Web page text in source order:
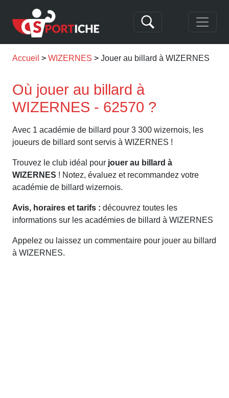
Accueil WIZERNES Jouer au billard à WIZERNES
Où jouer au billard à
WIZERNES - 62570 ?
Avec 1 académie de billard pour 3 300 wizernois, les
joueurs de billard sont servis à WIZERNES !
Trouvez le club idéal pour jouer au billard à
WIZERNES ! Notez, évaluez et recommandez votre
académie de billard wizernois.
Avis, horaires et tarifs : découvrez toutes les
informations sur les académies de billard à WIZERNES
Appelez ou laissez un commentaire pour jouer au billard
à WIZERNES.